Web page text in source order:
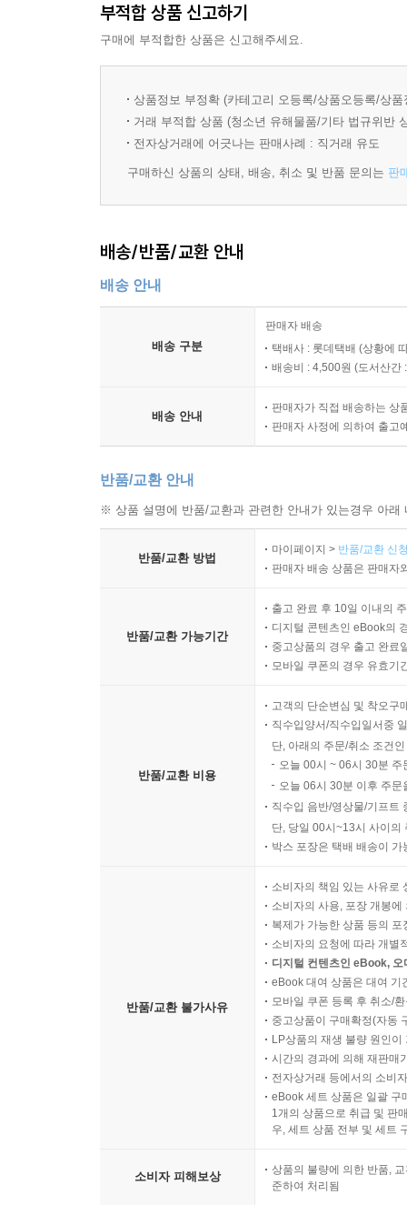
부적합 상품 신고하기
구매에 부적합한 상품은 신고해주세요.
상품정보 부정확 (카테고리 오등록/상품오등록/상
거래 부적합 상품 (청소년 유해물품/기타 법규위반
전자상거래에 어긋나는 판매사례 : 직거래 유도
구매하신 상품의 상태, 배송, 취소 및 반품 문의는 판
배송/반품/교환 안내
배송 안내
배송 구분
판매자 배송
택배사 : 롯데택배 (상황에
배송비 : 4,500원 (도서산간
배송 안내
판매자가 직접 배송하는 상
판매자 사정에 의하여 출고
반품/교환 안내
※ 상품 설명에 반품/교환과 관련한 안내가 있는경우 아
반품/교환 방법
마이페이지 > 반품/교환 신
판매자 배송 상품은 판매자
반품/교환 가능기간
출고 완료 후 10일 이내의
디지털 콘텐츠인 eBook의
중고상품의 경우 출고 완료
모바일 쿠폰의 경우 유효기
반품/교환 비용
고객의 단순변심 및 착오구
직수입양서/직수입일서중
단, 아래의 주문/취소 조건
오늘 00시 ~ 06시 30분
오늘 06시 30분 이후 주
직수입 음반/영상물/기프트
단, 당일 00시~13시 사이의
박스 포장은 택배 배송이
반품/교환 불가사유
소비자의 책임 있는 사유로
소비자의 사용, 포장 개봉
복제가 가능한 상품 등의
소비자의 요청에 따라 개별
디지털 컨텐츠인 eBook,
eBook 대여 상품은 대여 기
모바일 쿠폰 등록 후 취소/
중고상품이 구매확정(자동
LP상품의 재생 불량 원인
시간의 경과에 의해 재판매
전자상거래 등에서의 소비
eBook 세트 상품은 일괄 구
1개의 상품으로 취급 및 판
우, 세트 상품 전부 및 세트
소비자 피해보상
상품의 불량에 의한 반품,
준하여 처리됨